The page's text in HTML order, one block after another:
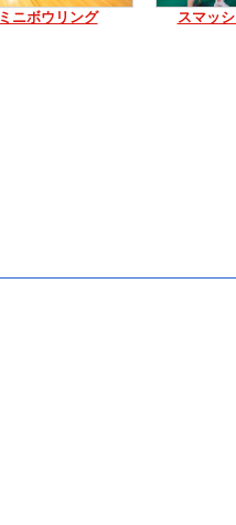
ミニボウリング スマッ